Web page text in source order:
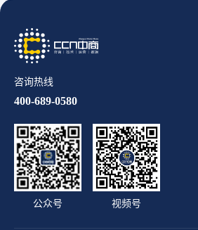
咨询热线
400-689-0580
公众号 视频号